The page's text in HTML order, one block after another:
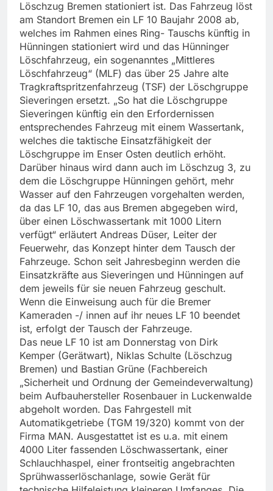
Löschzug Bremen stationiert ist. Das Fahrzeug löst
am Standort Bremen ein LF 10 Baujahr 2008 ab,
welches im Rahmen eines Ring- Tauschs künftig in
Hünningen stationiert wird und das Hünninger
Löschfahrzeug, ein sogenanntes „Mittleres
Löschfahrzeug“ (MLF) das über 25 Jahre alte
Tragkraftspritzenfahrzeug (TSF) der Löschgruppe
Sieveringen ersetzt. „So hat die Löschgruppe
Sieveringen künftig ein den Erfordernissen
entsprechendes Fahrzeug mit einem Wassertank,
welches die taktische Einsatzfähigkeit der
Löschgruppe im Enser Osten deutlich erhöht.
Darüber hinaus wird dann auch im Löschzug 3, zu
dem die Löschgruppe Hünningen gehört, mehr
Wasser auf den Fahrzeugen vorgehalten werden,
da das LF 10, das aus Bremen abgegeben wird,
über einen Löschwassertank mit 1000 Litern
verfügt“ erläutert Andreas Düser, Leiter der
Feuerwehr, das Konzept hinter dem Tausch der
Fahrzeuge. Schon seit Jahresbeginn werden die
Einsatzkräfte aus Sieveringen und Hünningen auf
dem jeweils für sie neuen Fahrzeug geschult.
Wenn die Einweisung auch für die Bremer
Kameraden -/ innen auf ihr neues LF 10 beendet
ist, erfolgt der Tausch der Fahrzeuge.
Das neue LF 10 ist am Donnerstag von Dirk
Kemper (Gerätwart), Niklas Schulte (Löschzug
Bremen) und Bastian Grüne (Fachbereich
„Sicherheit und Ordnung der Gemeindeverwaltung)
beim Aufbauhersteller Rosenbauer in Luckenwalde
abgeholt worden. Das Fahrgestell mit
Automatikgetriebe (TGM 19/320) kommt von der
Firma MAN. Ausgestattet ist es u.a. mit einem
4000 Liter fassenden Löschwassertank, einer
Schlauchhaspel, einer frontseitig angebrachten
Sprühwasserlöschanlage, sowie Gerät für